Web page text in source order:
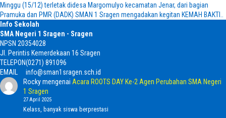
Minggu (15/12) terletak didesa Margomulyo kecamatan Jenar, dari bagian
Pramuka dan PMR (DADK) SMAN 1 Sragen mengadakan kegitan KEMAH BAKTI..
Info Sekolah
SMA Negeri 1 Sragen - Sragen
NPSN 20354028
Jl. Perintis Kemerdekaan 16 Sragen
TELEPON(0271) 891096
EMAIL
info@sman1sragen.sch.id
Rockymengenai Acara ROOTS DAY Ke-2 Agen Perubahan SMA Negeri
1 Sragen
27 April 2025
Kelass, banyak siswa berprestasi